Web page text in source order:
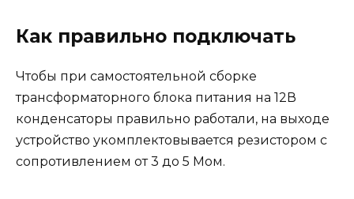
Как правильно подключать
Чтобы при самостоятельной сборке
трансформаторного блока питания на 12В
конденсаторы правильно работали, на выходе
устройство укомплектовывается резистором с
сопротивлением от 3 до 5 Мом.